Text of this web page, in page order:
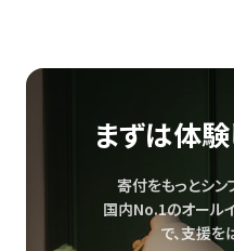
まずは体験
寄付をもっとシン
国内No.1のオール
で、支援を